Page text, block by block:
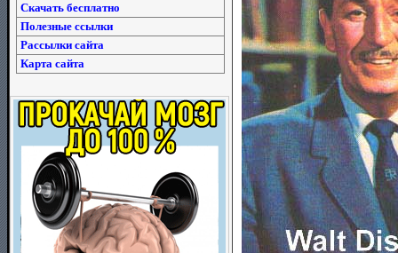
Скачать бесплатно
Полезные ссылки
Рассылки сайта
Карта сайта